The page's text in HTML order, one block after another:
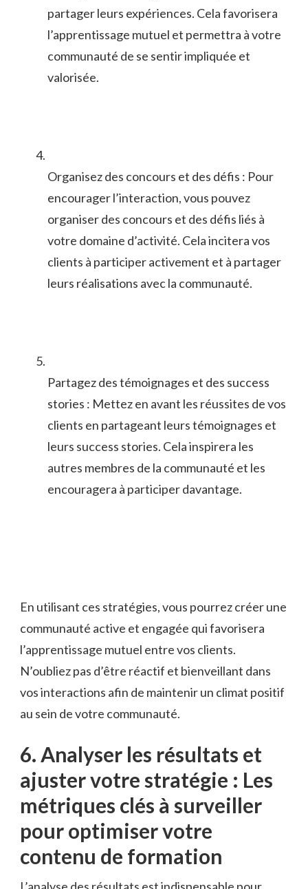
partager leurs‌ expériences. Cela ‍favorisera
l’apprentissage mutuel et permettra à votre
communauté de se ​sentir impliquée et
valorisée.
Organisez des​ concours et des défis ​: Pour⁣
encourager l’interaction, vous ⁣pouvez
organiser des concours​ et ⁤des défis ⁤liés‍ à
votre domaine d’activité. Cela incitera ​vos
clients à participer activement et ‍à partager
leurs réalisations avec la communauté.
Partagez des témoignages et ‍des success
stories :‍ Mettez en avant les réussites ​de vos
clients en partageant leurs témoignages et
leurs success stories. Cela inspirera les
autres membres de la communauté et les
⁤encouragera ⁣à participer davantage.
En utilisant⁣ ces stratégies, vous pourrez créer une
communauté ‌active ⁣et engagée qui favorisera
‍l’apprentissage mutuel ‍entre vos clients.
N’oubliez pas d’être réactif et bienveillant dans
‌vos interactions⁢ afin‍ de maintenir ⁢un‌ climat positif
au sein de votre communauté.
6. Analyser les résultats et
ajuster ⁤votre stratégie : Les‌
métriques clés⁢ à surveiller
pour optimiser votre
contenu de‌ formation